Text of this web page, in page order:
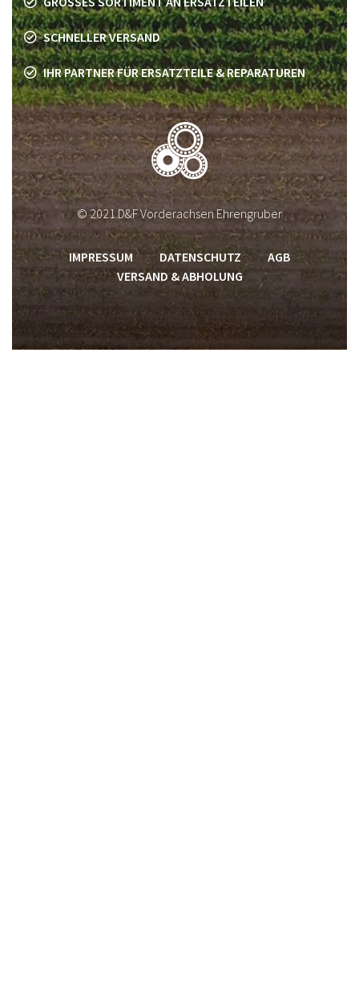
SCHNELLER VERSAND
IHR PARTNER FÜR ERSATZTEILE & REPARATUREN
© 2021 D&F Vorderachsen Ehrengruber
IMPRESSUM DATENSCHUTZ
AGB
VERSAND & ABHOLUNG